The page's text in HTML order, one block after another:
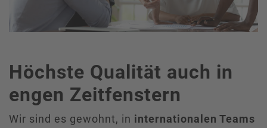
Höchste Qualität auch in
engen Zeitfenstern
Wir sind es gewohnt, in internationalen Teams